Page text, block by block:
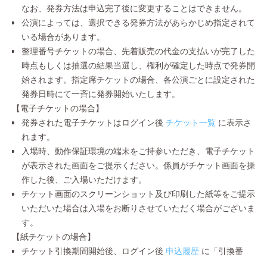
なお、発券方法は申込完了後に変更することはできません。
公演によっては、選択できる発券方法があらかじめ指定されて
いる場合があります。
整理番号チケットの場合、先着販売の代金の支払いが完了した
時点もしくは抽選の結果当選し、権利が確定した時点で発券開
始されます。指定席チケットの場合、各公演ごとに設定された
発券日時にて一斉に発券開始いたします。
【電子チケットの場合】
発券された電子チケットはログイン後 チケット一覧 に表示さ
れます。
入場時、動作保証環境の端末をご持参いただき、電子チケット
が表示された画面をご提示ください。係員がチケット画面を操
作した後、ご入場いただけます。
チケット画面のスクリーンショット及び印刷した紙等をご提示
いただいた場合は入場をお断りさせていただく場合がございま
す。
【紙チケットの場合】
チケット引換期間開始後、ログイン後 申込履歴 に「引換番